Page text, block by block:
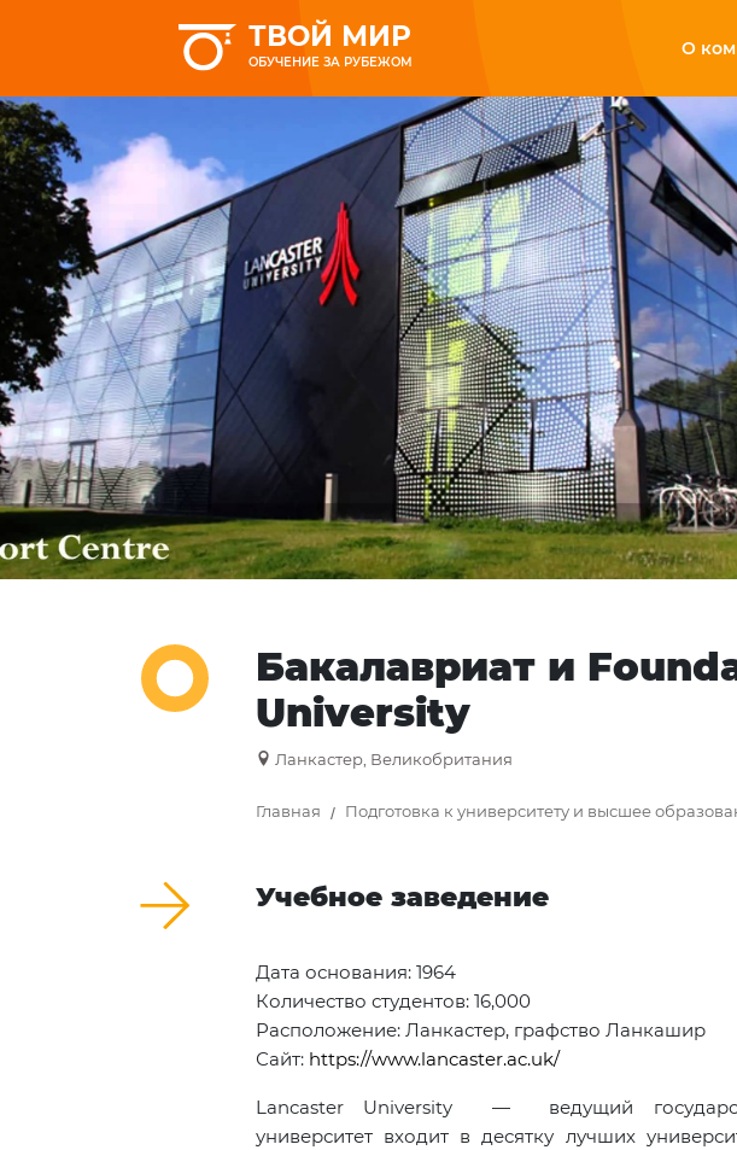
ТВОЙ МИР
ОБУЧЕНИЕ ЗА РУБЕЖОМ
О
Бакалавриат и
University
Ланкастер, Великобритания
Главная Подготовка к университету и высшее
Учебное заведение
Дата основания: 1964
Количество студентов: 16,000
Расположение: Ланкастер, графство Ланкашир
Сайт: https://www.lancaster.ac.uk/
Lancaster University — ведущий
университет входит в десятку лучших